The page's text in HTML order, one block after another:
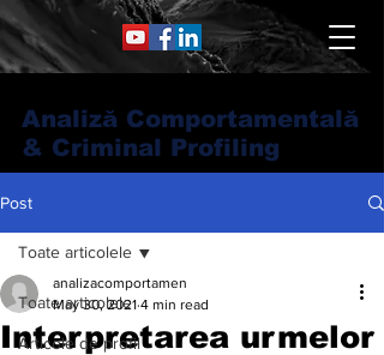
Analiză Comportamentală
& Criminal Profiling
Post
Toate articolele
Articole de profil
Toate articolele
Interpretarea urmelor
analizacomportamen
May 30, 2021 4 min read